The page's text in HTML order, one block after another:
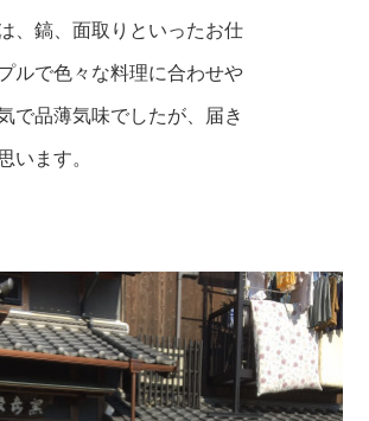
、鎬、面取りといったお仕
ルで色々な料理に合わせや
で品薄気味でしたが、届き
います。